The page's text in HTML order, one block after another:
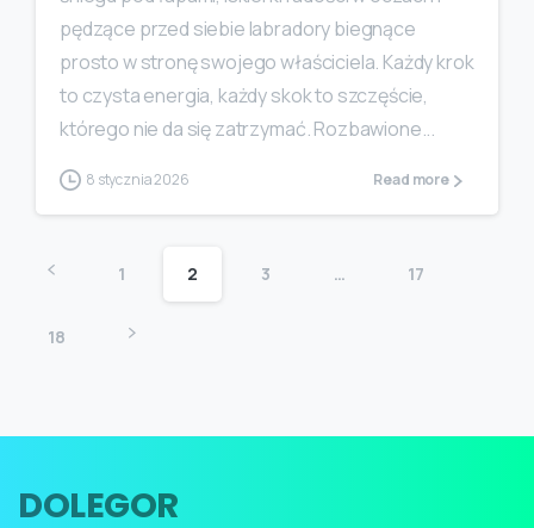
pędzące przed siebie labradory biegnące
prosto w stronę swojego właściciela. Każdy krok
to czysta energia, każdy skok to szczęście,
którego nie da się zatrzymać. Rozbawione...
8 stycznia 2026 Read more
1 2 3 … 17
18
DOLEGOR